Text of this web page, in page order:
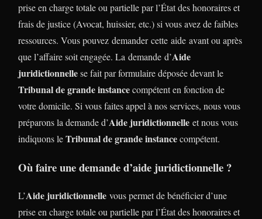
prise en charge totale ou partielle par l’État des honoraires et
frais de justice (Avocat, huissier, etc.) si vous avez de faibles
ressources. Vous pouvez demander cette aide avant ou après
que l’affaire soit engagée. La demande d’Aide
juridictionnellese fait par formulaire déposée devant le
Tribunal de grande instancecompétent en fonction de
votre domicile. Si vous faites appel à nos services, nous vous
préparons la demande d’Aide juridictionnelle et nous vous
indiquons leTribunal de grande instancecompétent.
Où faire une demande d’aide juridictionnelle ?
L’Aide juridictionnelle vous permet de bénéficier d’une
prise en charge totale ou partielle par l’État des honoraires et